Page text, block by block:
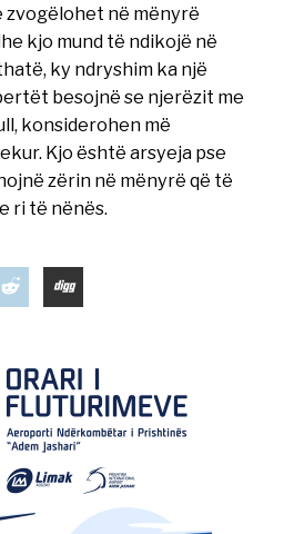
zvogëlohet në mënyrë
kjo mund të ndikojë në
ky ndryshim ka një
besojnë se njerëzit me
konsiderohen më
Kjo është arsyeja pse
zërin në mënyrë që të
ri të nënës.